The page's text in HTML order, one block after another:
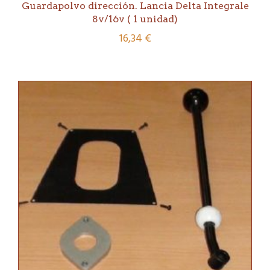
Guardapolvo dirección. Lancia Delta Integrale
8v/16v ( 1 unidad)
16,34 €